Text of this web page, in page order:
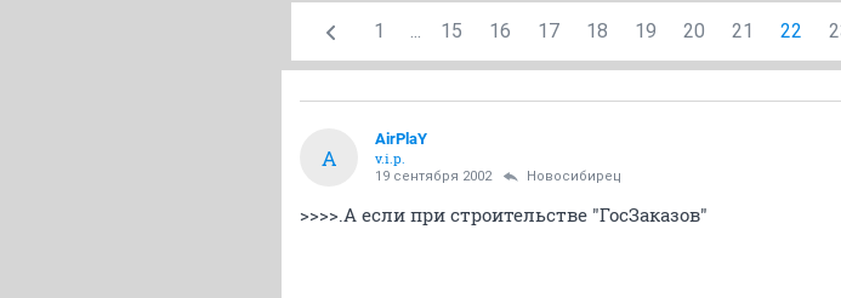
1 ... 15 16 17 18 19 20 21 22
A
AirPlaY
v.i.p.
19 сентября 2002 Новосибирец
>>>>.А если при строительстве "ГосЗаказов"